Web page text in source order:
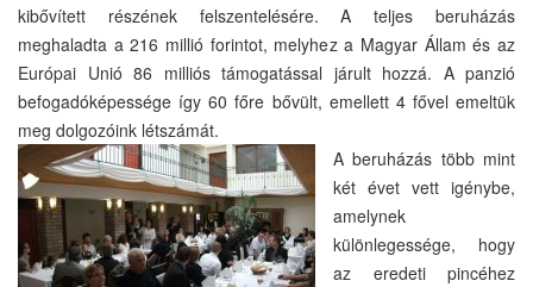
kibővített részének felszentelésére. A teljes beruházás
meghaladta a 216 millió forintot, melyhez a Magyar Állam és az
Európai Unió 86 milliós támogatással járult hozzá. A panzió
befogadóképessége így 60 főre bővült, emellett 4 fővel emeltük
meg dolgozóink létszámát.
A beruházás több mint
két évet vett igénybe,
amelynek
különlegessége, hogy
az eredeti pincéhez